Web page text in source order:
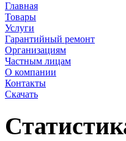
Главная
Товары
Услуги
Гарантийный ремонт
Организациям
Частным лицам
О компании
Контакты
Скачать